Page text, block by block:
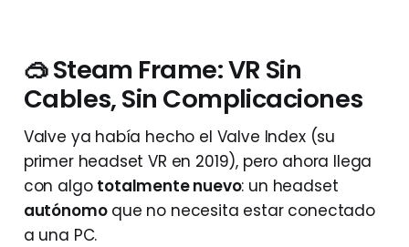
🥽 Steam Frame: VR Sin
Cables, Sin Complicaciones
Valve ya había hecho el Valve Index (su
primer headset VR en 2019), pero ahora llega
con algo totalmente nuevo: un headset
autónomoque no necesita estar conectado
a una PC.